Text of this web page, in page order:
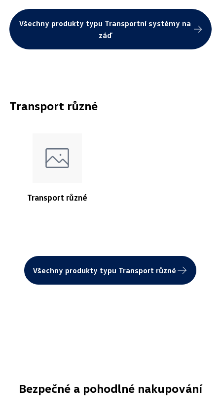
Všechny produkty typu Transportní systémy na
záď
Transport různé
Transport různé
Všechny produkty typu Transport různé
Bezpečné a pohodlné nakupování